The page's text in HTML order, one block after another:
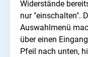
Widerstände
nur "einschalten".
Auswahlmenü
über einen
Pfeil nach unten,